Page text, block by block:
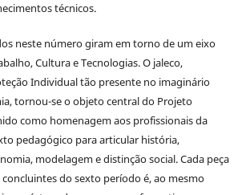
técnicos.
neste número giram em torno de um eixo
Cultura e Tecnologias. O jaleco,
Individual tão presente no imaginário
tornou-se o objeto central do Projeto
como homenagem aos profissionais da
pedagógico para articular história,
modelagem e distinção social. Cada peça
do sexto período é, ao mesmo